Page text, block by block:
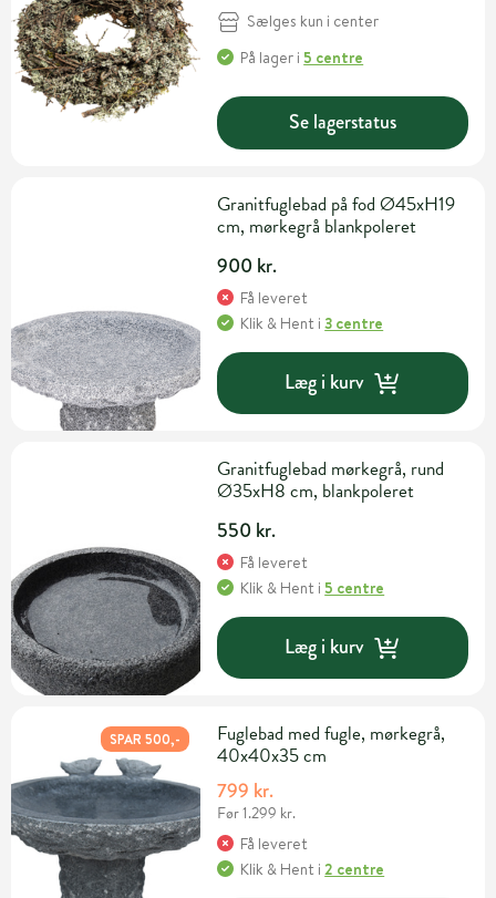
Sælges kun i center
På lager i5 centre
Se lagerstatus
Granitfuglebad på fod Ø45xH19
cm, mørkegrå blankpoleret
900 kr.
Få leveret
Klik & Hent i3 centre
Læg i kurv
Granitfuglebad mørkegrå, rund
Ø35xH8 cm, blankpoleret
550 kr.
Få leveret
Klik & Hent i5 centre
Læg i kurv
SPAR 500,-
Fuglebad med fugle, mørkegrå,
40x40x35 cm
799 kr.
Før 1.299 kr.
Få leveret
Klik & Hent i2 centre